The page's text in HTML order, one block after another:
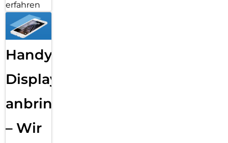
erfahren
Handy
Displayfolie
anbringen
– Wir